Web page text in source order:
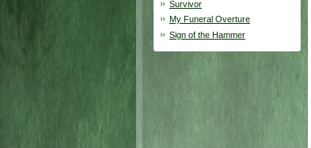
Survivor
My Funeral Overture
Sign of the Hammer